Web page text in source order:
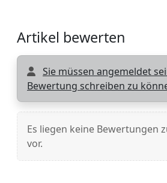
Artikel bewerten
Sie müssen angemeldet
Bewertung schreiben zu
Es liegen keine Bewertungen
vor.